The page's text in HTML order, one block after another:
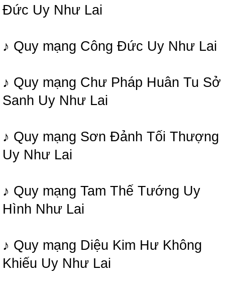
Đức Uy Như Lai
♪ Quy mạng Công Đức Uy Như Lai
♪ Quy mạng Chư Pháp Huân Tu Sở
Sanh Uy Như Lai
♪ Quy mạng Sơn Đảnh Tối Thượng
Uy Như Lai
♪ Quy mạng Tam Thế Tướng Uy
Hình Như Lai
♪ Quy mạng Diệu Kim Hư Không
Khiếu Uy Như Lai